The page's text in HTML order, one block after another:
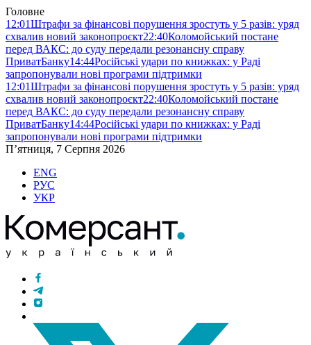
Головне
12:01Штрафи за фінансові порушення зростуть у 5 разів: уряд
схвалив новий законопроєкт22:40Коломойський постане
перед ВАКС: до суду передали резонансну справу
ПриватБанку14:44Російські удари по книжках: у Раді
запропонували нові програми підтримки
12:01Штрафи за фінансові порушення зростуть у 5 разів: уряд
схвалив новий законопроєкт22:40Коломойський постане
перед ВАКС: до суду передали резонансну справу
ПриватБанку14:44Російські удари по книжках: у Раді
запропонували нові програми підтримки
П’ятниця, 7 Серпня 2026
ENG
РУС
УКР